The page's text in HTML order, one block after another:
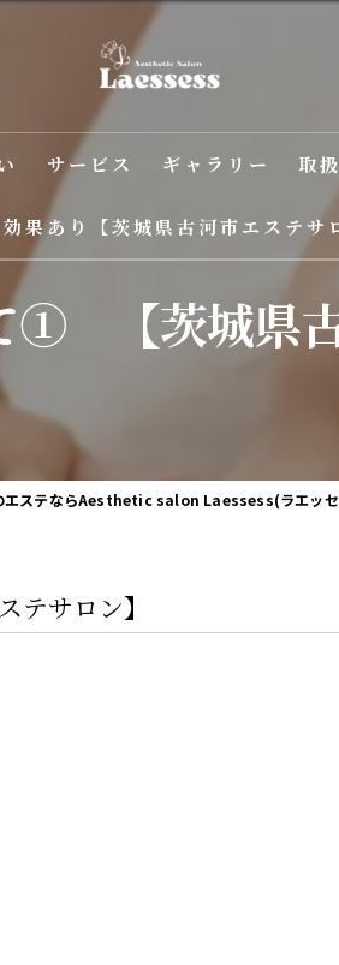
サービス ギャラリー 取
果あり【茨城県古河市エステサ
① 【茨城県古
エステならAesthetic salon Laessess(ラエッ
サロン】